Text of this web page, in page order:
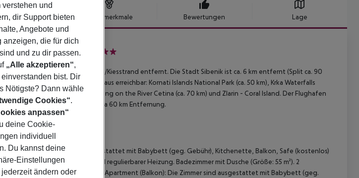
Hotelmerkmale Bewertungen Lage
Apartments
Sibenik liegt ca. 50 m vom Sand-/Kiesstrand entfernt. Die Stadt Sibenik ist ca. 6 km entfernt (Split ca. 90
sind vom Hotel aus erreichbar: Kornati Islands National Park (ca. 50 km), Krka Waterfalls
National Park (ca. 210 km), Rafting on the River Cetina (ca. 70 km) und Zlarin - Coral Island. Der Flughafen
Flughafen (ZAD) liegt in etwa 60 km Entfernung.
(Balkon): Die Zimmer sind ausgestattet mit Babybett (geg. Gebühr), Kitchenette, Balkon, Safe (kostenlos)
Klimaanlage und individuell regulierbarer Heizung. Badezimmer mit Dusche (Größe: 55 m²). 2
1 Schlafzimmer Standard Apartment (Balkon): Die Zimmer sind ausgestattet mit Babybett (geg.
verstehen und
dir Support bieten
Angebote und
anzeigen, die für dich
und zu dir passen.
„Alle akzeptieren“,
bist. Dir
Nötigste? Dann wähle
Cookies“.
anpassen“
deine Cookie-
individuell
Du kannst deine
Einstellungen
ändern oder